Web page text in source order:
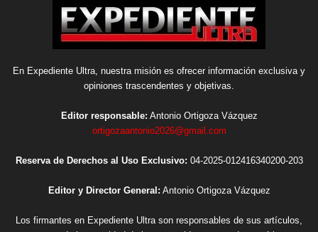
En Expediente Ultra, nuestra misión es ofrecer información exclusiva y
opiniones trascendentes y objetivas.
Editor responsable: Antonio Ortigoza Vázquez
ortigozaantonio2026@gmail.com
Reserva de Derechos al Uso Exclusivo: 04-2025-012416340200-203
Editor y Director General: Antonio Ortigoza Vázquez
Los firmantes en Expediente Ultra son responsables de sus artículos,